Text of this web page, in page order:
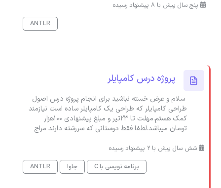
پنج سال پیش با 8 پیشنهاد رسیده
ANTLR
پروژه درس کامپایلر
سلام و عرض خسته نباشید برای انجام پروژه درس اصول
طراحی کامپایلر که طراحی یک کامپایلر ساده است نیازمند
کمک هستم.مهلت تا 23تیر و مبلغ پیشنهادی 100هزار
تومان میباشد.لطفا فقط دوستانی که سررشته دارند مراج
شش سال پیش با 2 پیشنهاد رسیده
برنامه نویسی با C
جاوا ANTLR